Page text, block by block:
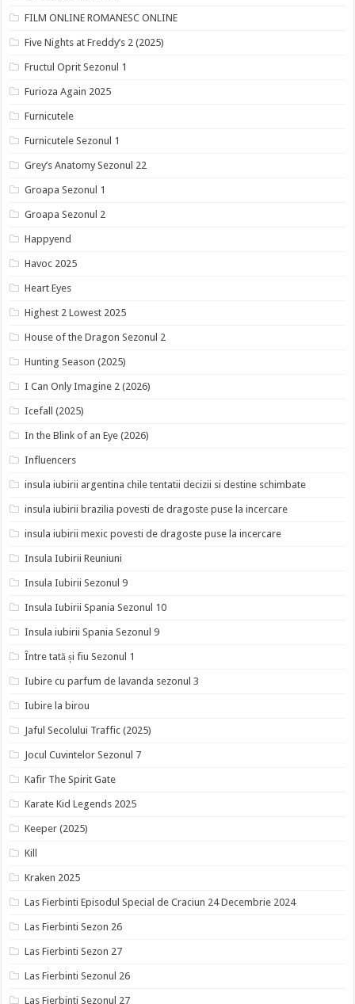
FILM ONLINE ROMANESC ONLINE
Five Nights at Freddy’s 2 (2025)
Fructul Oprit Sezonul 1
Furioza Again 2025
Furnicutele
Furnicutele Sezonul 1
Grey’s Anatomy Sezonul 22
Groapa Sezonul 1
Groapa Sezonul 2
Happyend
Havoc 2025
Heart Eyes
Highest 2 Lowest 2025
House of the Dragon Sezonul 2
Hunting Season (2025)
I Can Only Imagine 2 (2026)
Icefall (2025)
In the Blink of an Eye (2026)
Influencers
insula iubirii argentina chile tentatii decizii si destine schimbate
insula iubirii brazilia povesti de dragoste puse la incercare
insula iubirii mexic povesti de dragoste puse la incercare
Insula Iubirii Reuniuni
Insula Iubirii Sezonul 9
Insula Iubirii Spania Sezonul 10
Insula iubirii Spania Sezonul 9
Între tată și fiu Sezonul 1
Iubire cu parfum de lavanda sezonul 3
Iubire la birou
Jaful Secolului Traffic (2025)
Jocul Cuvintelor Sezonul 7
Kafir The Spirit Gate
Karate Kid Legends 2025
Keeper (2025)
Kill
Kraken 2025
Las Fierbinti Episodul Special de Craciun 24 Decembrie 2024
Las Fierbinti Sezon 26
Las Fierbinti Sezon 27
Las Fierbinti Sezonul 26
Las Fierbinti Sezonul 27